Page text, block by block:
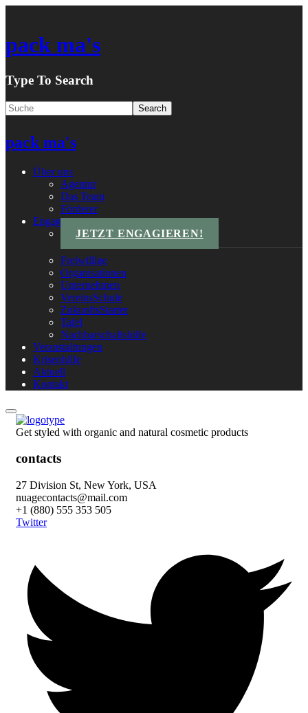
pack ma's
Type To Search
pack ma's
Über uns
Agentur
Das Team
Förderer
Engagements
JETZT ENGAGIEREN!
Freiwillige
Organisationen
Unternehmen
VereinsSchule
ZukunftsStarter
Tafel
Nachbarschaftshilfe
Veranstaltungen
Krisenhilfe
Aktuell
Kontakt
Get styled with organic and natural cosmetic products
contacts
27 Division St, New York, USA
nuagecontacts@mail.com
+1 (880) 555 353 505
Twitter